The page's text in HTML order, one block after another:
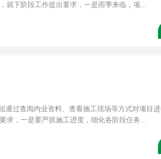
下阶段工作提出要求，一是雨季来临，项...
过查阅内业资料、查看施工现场等方式对项目
，一是要严抓施工进度，细化各阶段任务...